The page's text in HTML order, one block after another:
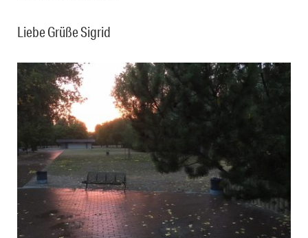
Liebe Grüße Sigrid